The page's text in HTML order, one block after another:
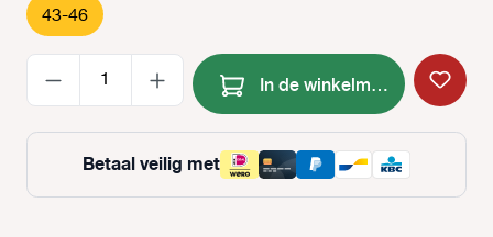
43-46
Producthoeveelheid: Voer
In de winkelmand
Betaal veilig met